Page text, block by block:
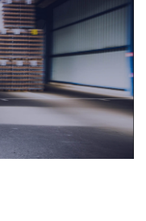
de près de